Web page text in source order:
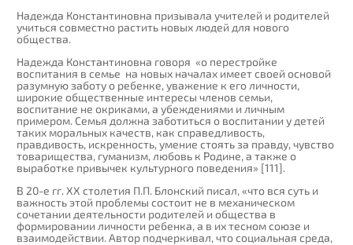
Надежда Константиновна призывала учителей и родителей
учиться совместно растить новых людей для нового
общества.
Надежда Константиновна говоря «о перестройке
воспитания в семье на новых началах имеет своей основой
разумную заботу о ребенке, уважение к его личности,
широкие общественные интересы членов семьи,
воспитание не окриками, а убеждениями и личным
примером. Семья должна заботиться о воспитании у детей
таких моральных качеств, как справедливость,
правдивость, искренность, умение стоять за правду, чувство
товарищества, гуманизм, любовь к Родине, а также о
выработке привычек культурного поведения» [111].
В 20-е гг. XX столетия П.П. Блонский писал, «что вся суть и
важность этой проблемы состоит не в механическом
сочетании деятельности родителей и общества в
формировании личности ребенка, а в их тесном союзе и
взаимодействии. Автор подчеркивал, что социальная среда,